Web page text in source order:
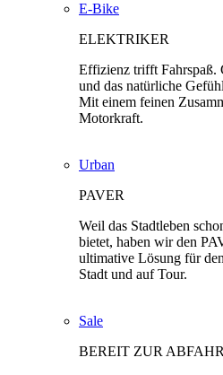
E-Bike
ELEKTRIKER
Effizienz trifft Fahrspaß.
und das natürliche
Mit einem feinen
Motorkraft.
Urban
PAVER
Weil das Stadtleben
bietet, haben wir den
ultimative Lösung für
Stadt und auf Tour.
Sale
BEREIT ZUR